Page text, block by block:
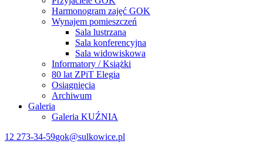
Harmonogram zajęć GOK
Wynajem pomieszczeń
Sala lustrzana
Sala konferencyjna
Sala widowiskowa
Informatory / Książki
80 lat ZPiT Elegia
Osiągnięcia
Archiwum
Galeria
Galeria KUŹNIA
12 273-34-59gok@sulkowice.pl